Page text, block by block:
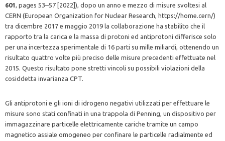
601, pages 53–57 [2022]), dopo un anno e mezzo di misure svoltesi al
CERN (European Organization for Nuclear Research, https://home.cern/)
tra dicembre 2017 e maggio 2019 la collaborazione ha stabilito che il
rapporto tra la carica e la massa di protoni ed antiprotoni differisce solo
per una incertezza sperimentale di 16 parti su mille miliardi, ottenendo un
risultato quattro volte più preciso delle misure precedenti effettuate nel
2015. Questo risultato pone stretti vincoli su possibili violazioni della
cosiddetta invarianza CPT.
Gli antiprotoni e gli ioni di idrogeno negativi utilizzati per effettuare le
misure sono stati confinati in una trappola di Penning, un dispositivo per
immagazzinare particelle elettricamente cariche tramite un campo
magnetico assiale omogeneo per confinare le particelle radialmente ed